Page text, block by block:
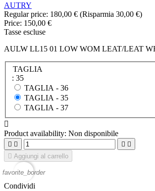
AUTRY
Regular price: 180,00 € (Risparmia 30,00 €)
Price: 150,00 €
Tasse escluse
AULW LL15 01 LOW WOM LEAT/LEAT
TAGLIA
: 35
TAGLIA - 36
TAGLIA - 35
TAGLIA - 37

Product availability: Non disponibile
   
 Aggiungi al carrello
favorite_border
Condividi